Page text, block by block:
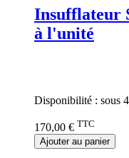
Insufflateur
à l'unité
Disponibilité : sous
170,00 € TTC
Ajouter au panier